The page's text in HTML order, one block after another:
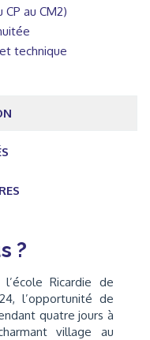
au CM2)
technique
?
Ricardie de
l’opportunité de
quatre jours à
village au